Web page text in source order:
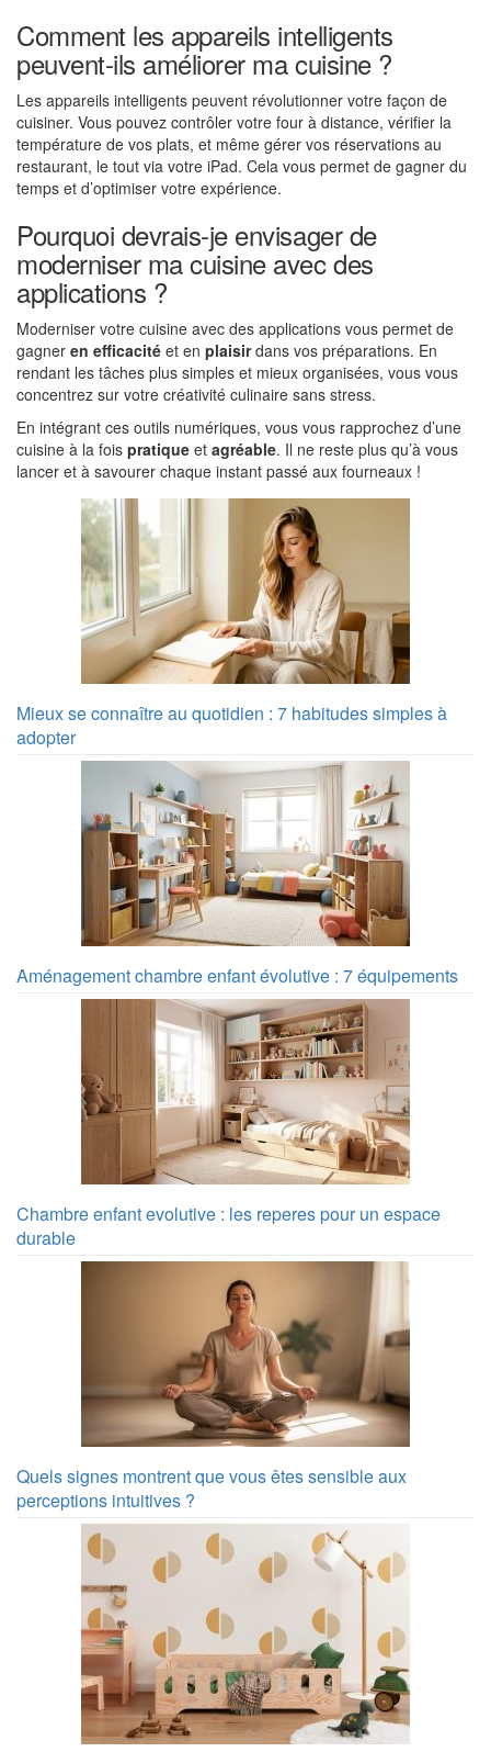
Comment les appareils intelligents
peuvent-ils améliorer ma cuisine ?
Les appareils intelligents peuvent révolutionner votre façon de
cuisiner. Vous pouvez contrôler votre four à distance, vérifier la
température de vos plats, et même gérer vos réservations au
restaurant, le tout via votre iPad. Cela vous permet de gagner du
temps et d’optimiser votre expérience.
Pourquoi devrais-je envisager de
moderniser ma cuisine avec des
applications ?
Moderniser votre cuisine avec des applications vous permet de
gagner en efficacité et en plaisirdans vos préparations. En
rendant les tâches plus simples et mieux organisées, vous vous
concentrez sur votre créativité culinaire sans stress.
En intégrant ces outils numériques, vous vous rapprochez d’une
cuisine à la fois pratique et agréable. Il ne reste plus qu’à vous
lancer et à savourer chaque instant passé aux fourneaux !
Mieux se connaître au quotidien : 7 habitudes simples à
adopter
Aménagement chambre enfant évolutive : 7 équipements
Chambre enfant evolutive : les reperes pour un espace
durable
Quels signes montrent que vous êtes sensible aux
perceptions intuitives ?